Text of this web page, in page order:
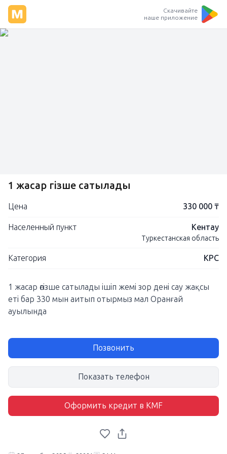
Скачивайте
наше приложение
1 жасар өгізше сатылады
Цена 330 000 ₸
Населенный пункт Кентау
Туркестанская область
Категория КРС
1 жасар өгізше сатылады ішіп жемі зор дені сау жақсы
еті бар 330 мын аитып отырмыз мал Оранғай
ауылында
Позвонить
Показать телефон
Оформить кредит в KMF